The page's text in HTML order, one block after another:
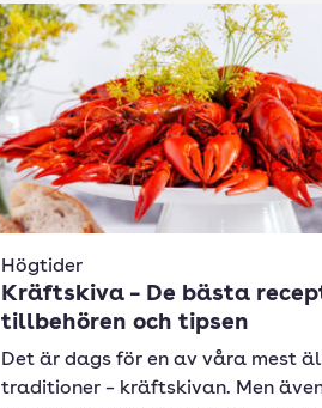
Högtider
Kräftskiva – De bästa
tillbehören och tipsen
Det är dags för en av våra mest
traditioner – kräftskivan. Men